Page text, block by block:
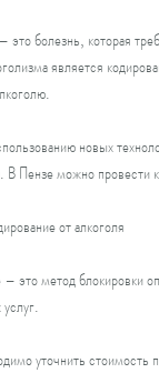
это болезнь, которая
является
новых
В Пензе можно провести
от алкоголя
это метод блокировки
уточнить